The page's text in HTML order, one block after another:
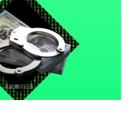
годовой комплаенс-
нет смысла